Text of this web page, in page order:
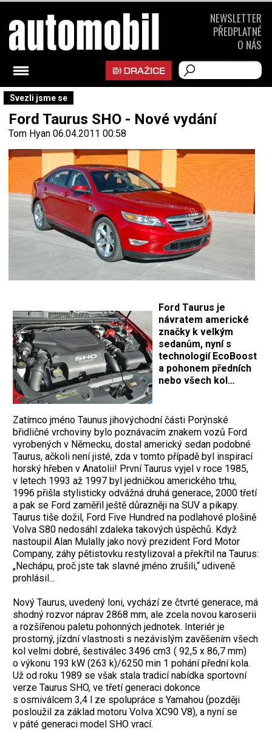
Svezli jsme se
Ford Taurus SHO - Nové vydání
Tom Hyan 06.04.2011 00:58
Ford Taurus je
návratem americké
značky k velkým
sedanům, nyní s
technologií EcoBoost
a pohonem předních
nebo všech kol…
Zatímco jméno Taunus jihovýchodní části Porýnské
břidličné vrchoviny bylo poznávacím znakem vozů Ford
vyrobených v Německu, dostal americký sedan podobné
Taurus, ačkoli není jisté, zda v tomto případě byl inspirací
horský hřeben v Anatolii! První Taurus vyjel v roce 1985,
v letech 1993 až 1997 byl jedničkou amerického trhu,
1996 přišla stylisticky odvážná druhá generace, 2000 třetí
a pak se Ford zaměřil ještě důrazněji na SUV a pikapy.
Taurus tiše dožil, Ford Five Hundred na podlahové plošině
Volva S80 nedosáhl zdaleka takových úspěchů. Když
nastoupil Alan Mulally jako nový prezident Ford Motor
Company, záhy pětistovku restylizoval a překřtil na Taurus:
„Nechápu, proč jste tak slavné jméno zrušili,“ udiveně
prohlásil...
Nový Taurus, uvedený loni, vychází ze čtvrté generace, má
shodný rozvor náprav 2868 mm, ale zcela novou karoserii
a rozšířenou paletu pohonných jednotek. Interiér je
prostorný, jízdní vlastnosti s nezávislým zavěšením všech
kol velmi dobré, šestiválec 3496 cm3 ( 92,5 x 86,7 mm)
o výkonu 193 kW (263 k)/6250 min 1 pohání přední kola.
Už od roku 1989 se však stala tradicí nabídka sportovní
verze Taurus SHO, ve třetí generaci dokonce
s osmiválcem 3,4 l ze spolupráce s Yamahou (později
posloužil za základ motoru Volva XC90 V8), a nyní se
v páté generaci model SHO vrací.
NEWSLETTER
PŘEDPLATNÉ
O NÁS